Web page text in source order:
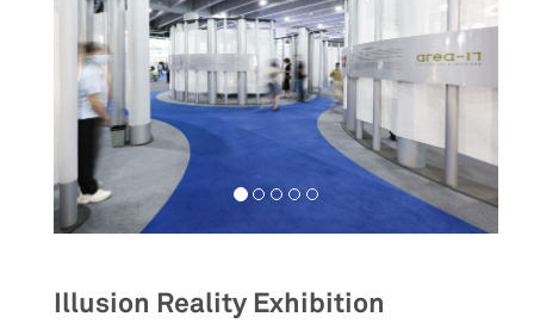
Illusion Reality Exhibition